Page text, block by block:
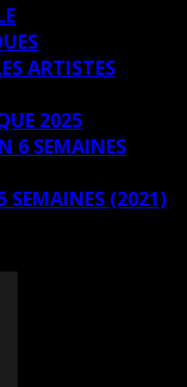
ARTISTES
2025
6 SEMAINES
SEMAINES (2021)